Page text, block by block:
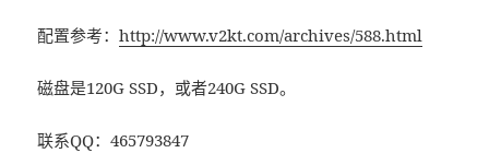
配置参考：http://www.v2kt.com/archives/588.html
磁盘是120G SSD，或者240G SSD。
联系QQ：465793847